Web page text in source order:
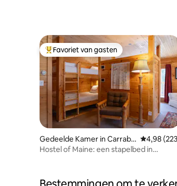
Topfavoriet van gasten
Favoriet van gasten
Gedeelde Kamer in Carraba
ssett Valley
4,98
Hostel of Maine: een stapelbed in